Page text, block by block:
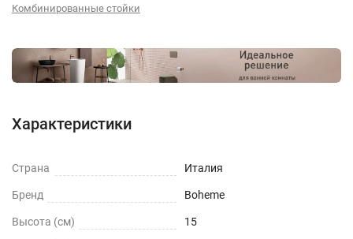
Комбинированные стойки
Характеристики
Страна Италия
Бренд Boheme
Высота (см) 15